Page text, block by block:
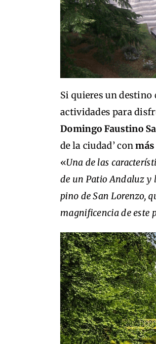
Si quieres un
actividades para
Domingo Faustino
de la ciudad’ conmás
«Una de las
de un Patio Andaluz y
pino de San Lorenzo,
magnificencia de este